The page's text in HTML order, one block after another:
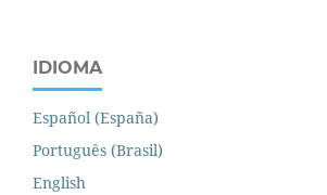
IDIOMA
Español (España)
Português (Brasil)
English